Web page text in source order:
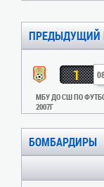
ПРЕДЫДУЩИЙ
1
МБУ ДО СШ ПО
2007Г
БОМБАРДИРЫ